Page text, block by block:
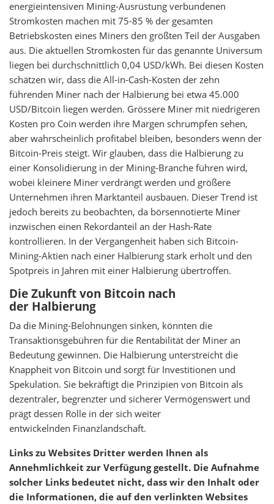
energieintensiven Mining-Ausrüstung verbundenen
Stromkosten machen mit 75-85 % der gesamten
Betriebskosten eines Miners den größten Teil der Ausgaben
aus. Die aktuellen Stromkosten für das genannte Universum
liegen bei durchschnittlich 0,04 USD/kWh. Bei diesen Kosten
schätzen wir, dass die All-in-Cash-Kosten der zehn
führenden Miner nach der Halbierung bei etwa 45.000
USD/Bitcoin liegen werden. Grössere Miner mit niedrigeren
Kosten pro Coin werden ihre Margen schrumpfen sehen,
aber wahrscheinlich profitabel bleiben, besonders wenn der
Bitcoin-Preis steigt. Wir glauben, dass die Halbierung zu
einer Konsolidierung in der Mining-Branche führen wird,
wobei kleinere Miner verdrängt werden und größere
Unternehmen ihren Marktanteil ausbauen. Dieser Trend ist
jedoch bereits zu beobachten, da börsennotierte Miner
inzwischen einen Rekordanteil an der Hash-Rate
kontrollieren. In der Vergangenheit haben sich Bitcoin-
Mining-Aktien nach einer Halbierung stark erholt und den
Spotpreis in Jahren mit einer Halbierung übertroffen.
Die Zukunft von Bitcoin nach
der Halbierung
Da die Mining-Belohnungen sinken, könnten die
Transaktionsgebühren für die Rentabilität der Miner an
Bedeutung gewinnen. Die Halbierung unterstreicht die
Knappheit von Bitcoin und sorgt für Investitionen und
Spekulation. Sie bekräftigt die Prinzipien von Bitcoin als
dezentraler, begrenzter und sicherer Vermögenswert und
prägt dessen Rolle in der sich weiter
entwickelnden Finanzlandschaft.
Links zu Websites Dritter werden Ihnen als
Annehmlichkeit zur Verfügung gestellt. Die Aufnahme
solcher Links bedeutet nicht, dass wir den Inhalt oder
die Informationen, die auf den verlinkten Websites